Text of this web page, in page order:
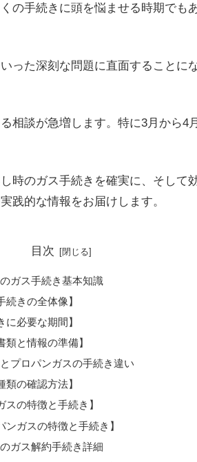
の手続きに頭を悩ませる時期でも
った深刻な問題に直面することに
相談が急増します。特に3月から4
時のガス手続きを確実に、そして
践的な情報をお届けします。
目次
ガス手続き基本知識
続きの全体像】
に必要な期間】
類と情報の準備】
プロパンガスの手続き違い
類の確認方法】
スの特徴と手続き】
ンガスの特徴と手続き】
ガス解約手続き詳細